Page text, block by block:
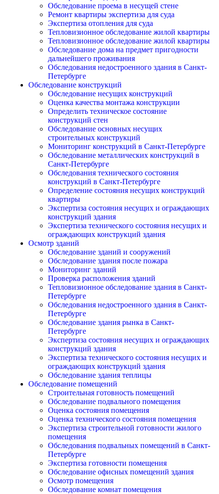
Обследование проема в несущей стене
Ремонт квартиры экспертиза для суда
Экспертиза отопления для суда
Тепловизионное обследование жилой квартиры
Тепловизионное обследование жилой квартиры
Обследование дома на предмет пригодности
дальнейшего проживания
Обследования недостроенного здания в Санкт-
Петербурге
Обследование конструкций
Обследование несущих конструкций
Оценка качества монтажа конструкции
Определить техническое состояние
конструкций стен
Обследование основных несущих
строительных конструкций
Мониторинг конструкций в Санкт-Петербурге
Обследование металлических конструкций в
Санкт-Петербурге
Обследования технического состояния
конструкций в Санкт-Петербурге
Определение состояния несущих конструкций
квартиры
Экспертиза состояния несущих и ограждающих
конструкций здания
Экспертиза технического состояния несущих и
ограждающих конструкций здания
Осмотр зданий
Обследование зданий и сооружений
Обследование здания после пожара
Мониторинг зданий
Проверка расположения зданий
Тепловизионное обследование здания в Санкт-
Петербурге
Обследования недостроенного здания в Санкт-
Петербурге
Обследование здания рынка в Санкт-
Петербурге
Экспертиза состояния несущих и ограждающих
конструкций здания
Экспертиза технического состояния несущих и
ограждающих конструкций здания
Обследование здания теплицы
Обследование помещений
Строительная готовность помещений
Обследование подвального помещения
Оценка состояния помещения
Оценка технического состояния помещения
Экспертиза строительной готовности жилого
помещения
Обследования подвальных помещений в Санкт-
Петербурге
Экспертиза готовности помещения
Обследование офисных помещений здания
Осмотр помещения
Обследование комнат помещения